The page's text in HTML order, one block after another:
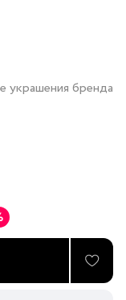
украшения бренда